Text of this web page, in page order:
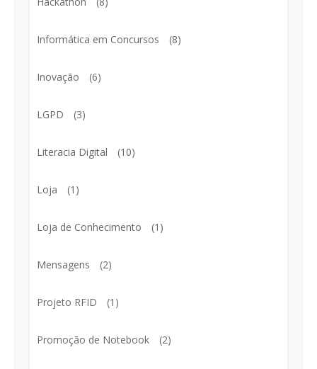
Informática em Concursos (8)
Inovação (6)
LGPD (3)
Literacia Digital (10)
Loja (1)
Loja de Conhecimento (1)
Mensagens (2)
Projeto RFID (1)
Promoção de Notebook (2)